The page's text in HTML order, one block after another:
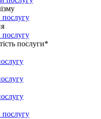
послуги*